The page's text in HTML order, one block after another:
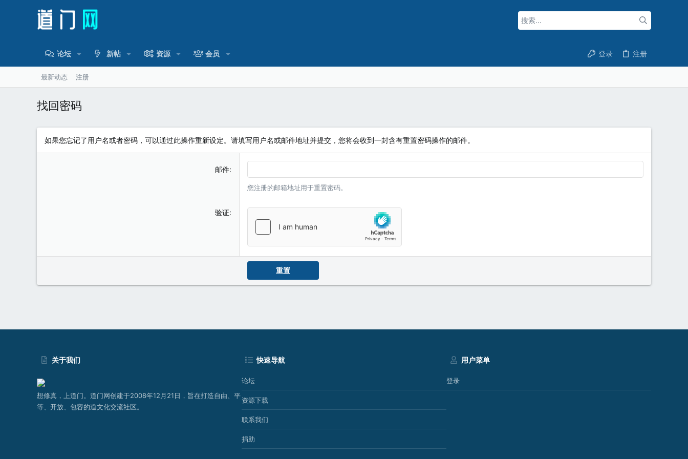
论坛 新帖 资源 会员 登录 注册
最新动态 注册
找回密码
如果您忘记了用户名或者密码，可以通过此操作重新设定。请填写用户名或邮件地址并提交，您将会收到一封含有重置密码操作的邮件。
邮件
您注册的邮箱地址用于重置密码。
验证
重置
关于我们
想修真，上道门。道门网创建于2008年12月21日，旨在打造自由、平
等、开放、包容的道文化交流社区。
快速导航
论坛
资源下载
联系我们
捐助
用户菜单
登录